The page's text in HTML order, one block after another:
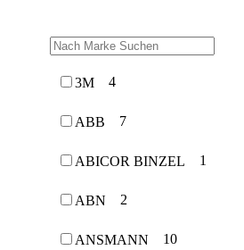
3M 4
ABB 7
ABICOR BINZEL 1
ABN 2
ANSMANN 10